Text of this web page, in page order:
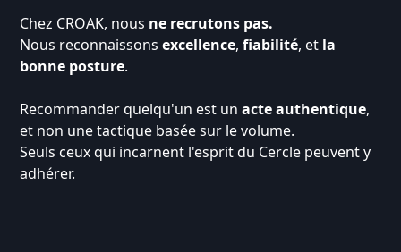
Chez CROAK, nous ne recrutons pas.
Nous reconnaissonsexcellence,fiabilité, et la
bonne posture.
Recommander quelqu'un est unacte authentique,
et non une tactique basée sur le volume.
Seuls ceux qui incarnent l'esprit du Cercle peuvent y
adhérer.